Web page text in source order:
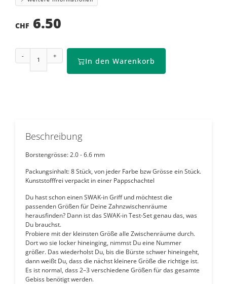
CHF 6.50
- +
In den Warenkorb
Beschreibung
Borstengrösse: 2.0 - 6.6 mm
Packungsinhalt: 8 Stück, von jeder Farbe bzw Grösse ein Stück.
Kunststofffrei verpackt in einer Pappschachtel
Du hast schon einen SWAK-in Griff und möchtest die
passenden Größen für Deine Zahnzwischenräume
herausfinden? Dann ist das SWAK-in Test-Set genau das, was
Du brauchst.
Probiere mit der kleinsten Größe alle Zwischenräume durch.
Dort wo sie locker hineinging, nimmst Du eine Nummer
größer. Das wiederholst Du, bis die Bürste schwer hineingeht,
dann weißt Du, dass die nächst kleinere Größe die richtige ist.
Es ist normal, dass 2–3 verschiedene Größen für das gesamte
Gebiss benötigt werden.